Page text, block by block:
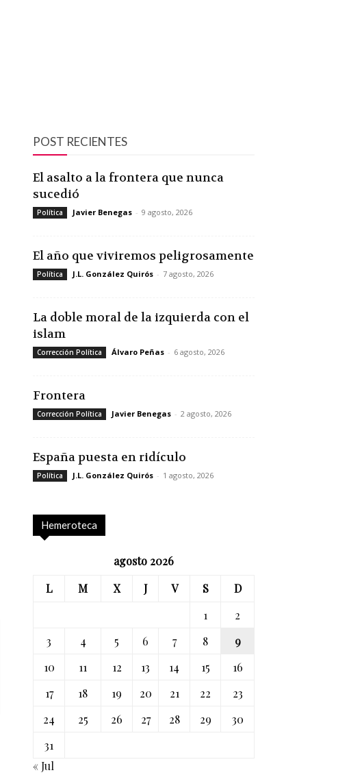
POST RECIENTES
El asalto a la frontera que nunca
sucedió
Política Javier Benegas - 9 agosto, 2026
El año que viviremos peligrosamente
Política J.L. González Quirós - 7 agosto, 2026
La doble moral de la izquierda con el
islam
Corrección Política Álvaro Peñas - 6 agosto, 2026
Frontera
Corrección Política Javier Benegas - 2 agosto, 2026
España puesta en ridículo
Política J.L. González Quirós - 1 agosto, 2026
Hemeroteca
agosto 2026
L
M X J V S
D
1
2
3
4 5 6 7 8
9
10
11 12 13 14 15
16
17
18 19 20 21 22
23
24
25 26 27 28 29
30
31
« Jul